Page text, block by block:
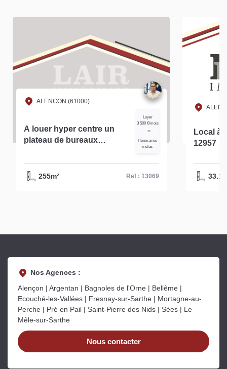
ALENCON (61000)
A louer hyper centre un
plateau de bureaux
réf- 13069
Loyer
3 500 €/mois
**
Honoraires
inclus
255m² Ref : 13069
Local à
12957
Nos Agences :
Alençon | Argentan | Bagnoles de l'Orne | Bellême |
Ecouché-les-Vallées | Fresnay-sur-Sarthe | Mortagne-au-
Perche | Pré en Pail | Saint-Pierre des Nids | Sées | Le
Mêle-sur-Sarthe
Nous contacter